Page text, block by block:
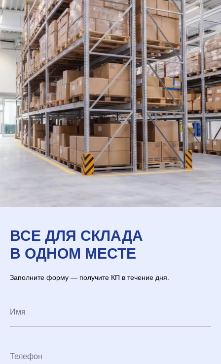
ВСЕ ДЛЯ СКЛАДА
В ОДНОМ МЕСТЕ
Заполните форму — получите КП в течение дня.